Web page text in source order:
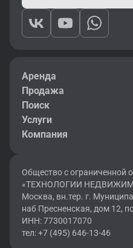
Аренда
Продажа
Поиск
Услуги
Компания
Общество с ограниченной
«ТЕХНОЛОГИИ
Москва, вн.тер. г.
наб Пресненская, дом 12,
ИНН: 7730017070
тел: +7 (495) 646-13-46